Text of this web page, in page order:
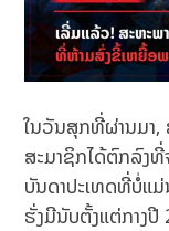
ໃນວັນສຸກທີ່ຜ່ານມາ,
ສະມາຊິກໄດ້ຕົກລົງ
ບັນດາປະເທດທີ່ບໍ່ແ
ຮັ່ງມີນັບຕັ້ງ​ແຕ່​ກາງ​ປີ